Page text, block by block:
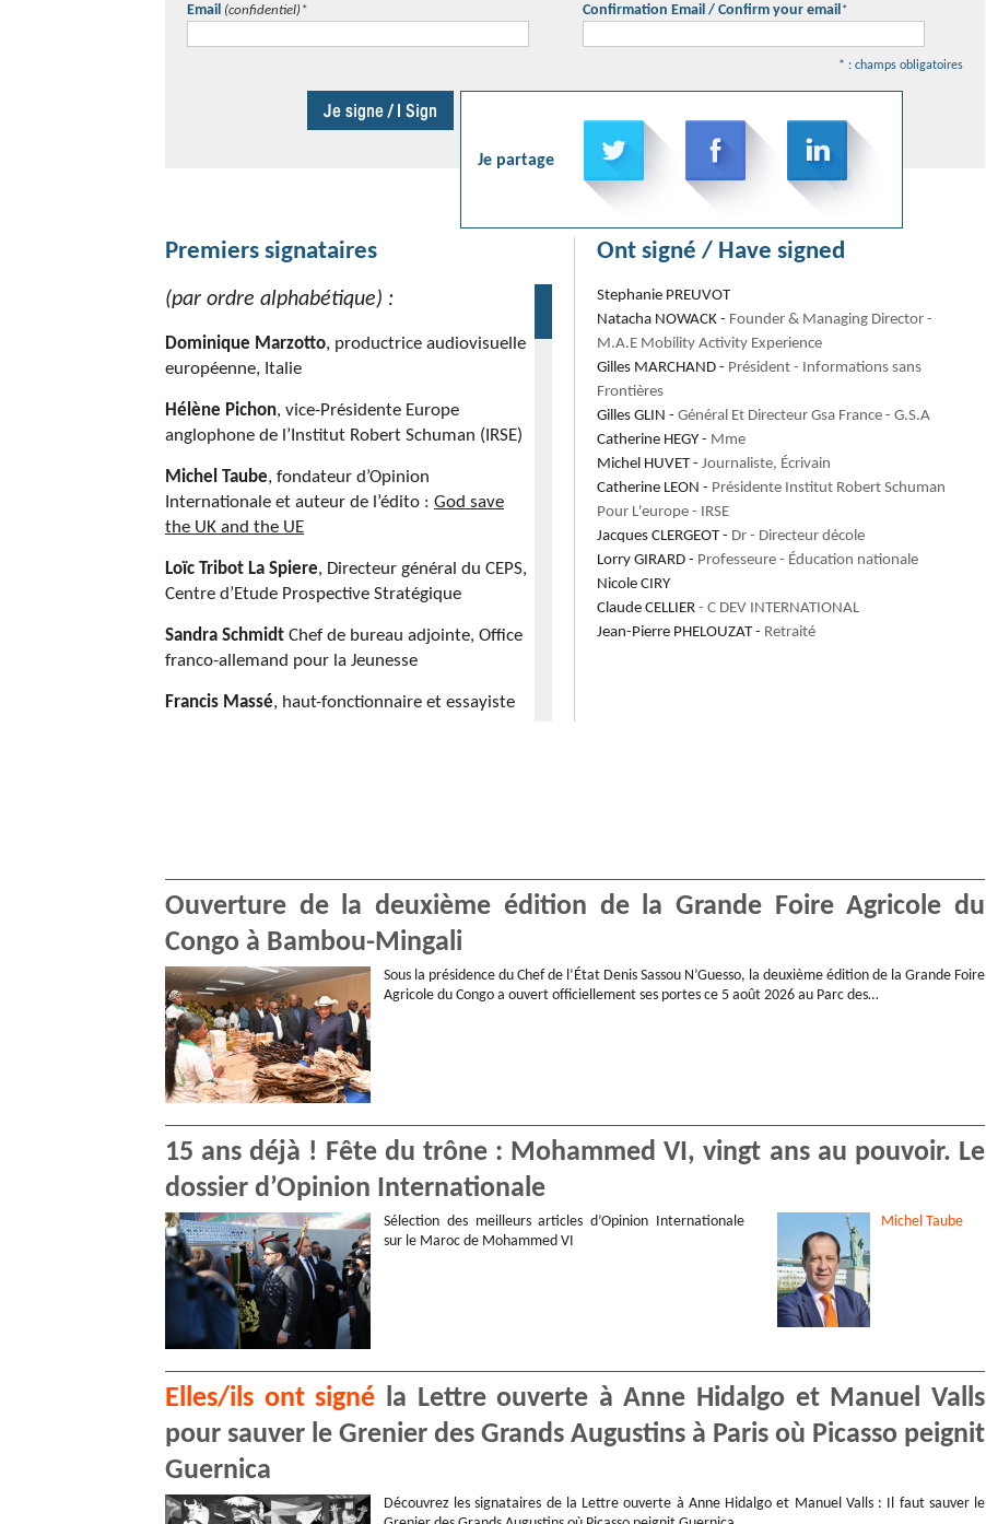
Email (confidentiel) * Confirmation Email / Confirm your email *
* : champs obligatoires
Je partage
Premiers signataires
(par ordre alphabétique) :
Dominique Marzotto, productrice audiovisuelle
européenne, Italie
Hélène Pichon, vice-Présidente Europe
anglophone de l’Institut Robert Schuman (IRSE)
Michel Taube, fondateur d’Opinion
Internationale et auteur de l’édito : God save
the UK and the UE
Loïc Tribot La Spiere, Directeur général du CEPS,
Centre d’Etude Prospective Stratégique
Sandra Schmidt Chef de bureau adjointe, Office
franco-allemand pour la Jeunesse
Francis Massé, haut-fonctionnaire et essayiste
en TIC et pôles de compétitivité.
Dominique Stucki , Avocat
Michel Kaluszynski, Réfèrent haute baronne
Cooperative politique Lebiencommun
Ont signé / Have signed
Stephanie PREUVOT
Natacha NOWACK - Founder & Managing Director -
M.A.E Mobility Activity Experience
Gilles MARCHAND - Président - Informations sans
Frontières
Gilles GLIN - Général Et Directeur Gsa France - G.S.A
Catherine HEGY - Mme
Michel HUVET- Journaliste, Écrivain
Catherine LEON - Présidente Institut Robert Schuman
Pour L'europe - IRSE
Jacques CLERGEOT- Dr - Directeur décole
Lorry GIRARD - Professeure - Éducation nationale
Nicole CIRY
Claude CELLIER - C DEV INTERNATIONAL
Jean-Pierre PHELOUZAT- Retraité
Ouverture de la deuxième édition de la Grande Foire Agricole du
Congo à Bambou-Mingali
Sous la présidence du Chef de l’État Denis Sassou N’Guesso, la deuxième édition de la Grande Foire
Agricole du Congo a ouvert officiellement ses portes ce 5 août 2026 au Parc des…
15 ans déjà ! Fête du trône : Mohammed VI, vingt ans au pouvoir. Le
dossier d’Opinion Internationale
Sélection des meilleurs articles d’Opinion Internationale
sur le Maroc de Mohammed VI
Michel Taube
Elles/ils ont signé la Lettre ouverte à Anne Hidalgo et Manuel Valls
pour sauver le Grenier des Grands Augustins à Paris où Picasso peignit
Guernica
Découvrez les signataires de la Lettre ouverte à Anne Hidalgo et Manuel Valls : Il faut sauver le